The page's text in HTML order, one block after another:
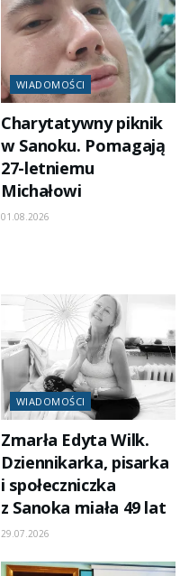
WIADOMOŚCI
Charytatywny piknik
w Sanoku. Pomagają
27-letniemu
Michałowi
01.08.2026
WIADOMOŚCI
Zmarła Edyta Wilk.
Dziennikarka, pisarka
i społeczniczka
z Sanoka miała 49 lat
29.07.2026